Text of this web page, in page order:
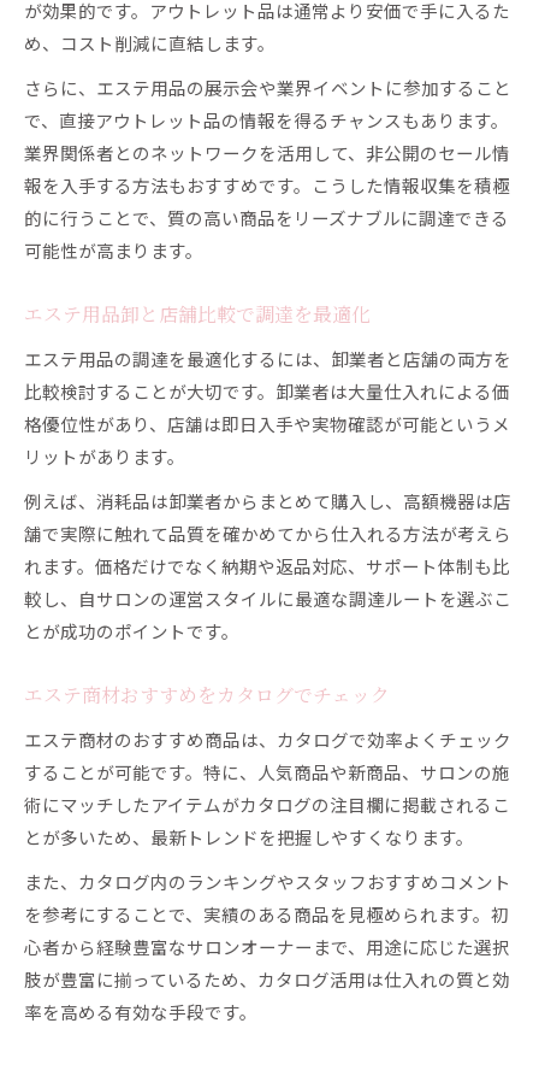
が効果的です。アウトレット品は通常より安価で手に入るた
め、コスト削減に直結します。
さらに、エステ用品の展示会や業界イベントに参加すること
で、直接アウトレット品の情報を得るチャンスもあります。
業界関係者とのネットワークを活用して、非公開のセール情
報を入手する方法もおすすめです。こうした情報収集を積極
的に行うことで、質の高い商品をリーズナブルに調達できる
可能性が高まります。
エステ用品卸と店舗比較で調達を最適化
エステ用品の調達を最適化するには、卸業者と店舗の両方を
比較検討することが大切です。卸業者は大量仕入れによる価
格優位性があり、店舗は即日入手や実物確認が可能というメ
リットがあります。
例えば、消耗品は卸業者からまとめて購入し、高額機器は店
舗で実際に触れて品質を確かめてから仕入れる方法が考えら
れます。価格だけでなく納期や返品対応、サポート体制も比
較し、自サロンの運営スタイルに最適な調達ルートを選ぶこ
とが成功のポイントです。
エステ商材おすすめをカタログでチェック
エステ商材のおすすめ商品は、カタログで効率よくチェック
することが可能です。特に、人気商品や新商品、サロンの施
術にマッチしたアイテムがカタログの注目欄に掲載されるこ
とが多いため、最新トレンドを把握しやすくなります。
また、カタログ内のランキングやスタッフおすすめコメント
を参考にすることで、実績のある商品を見極められます。初
心者から経験豊富なサロンオーナーまで、用途に応じた選択
肢が豊富に揃っているため、カタログ活用は仕入れの質と効
率を高める有効な手段です。